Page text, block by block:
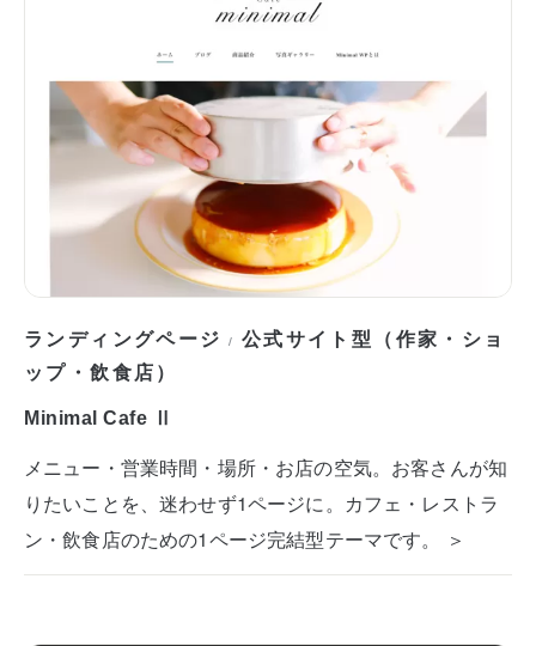
ランディングページ / 公式サイト型（作家・ショ
ップ・飲食店）
Minimal Cafe Ⅱ
メニュー・営業時間・場所・お店の空気。お客さんが知
りたいことを、迷わせず1ページに。カフェ・レストラ
ン・飲食店のための1ページ完結型テーマです。 ＞